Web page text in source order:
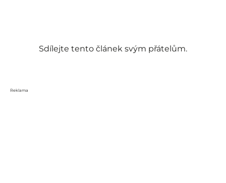
Sdílejte tento článek svým přátelům.
Reklama